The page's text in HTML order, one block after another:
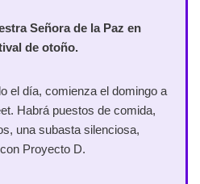
Señora de la Paz en
de otoño.
el día, comienza el domingo a
Habrá puestos de comida,
una subasta silenciosa,
Proyecto D.